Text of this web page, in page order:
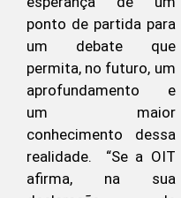
ponto de partida para
um debate que
permita, no futuro, um
aprofundamento e
um maior
conhecimento dessa
realidade. “Se a OIT
afirma, na sua